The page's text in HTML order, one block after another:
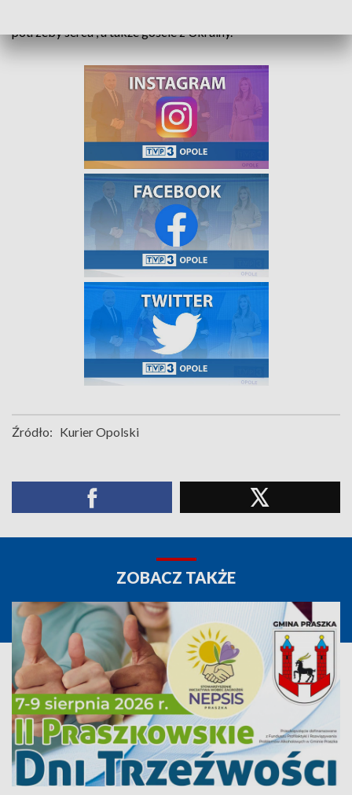
potrzeby serca”, a także goście z Ukrainy.
Źródło: Kurier Opolski
ZOBACZ TAKŻE